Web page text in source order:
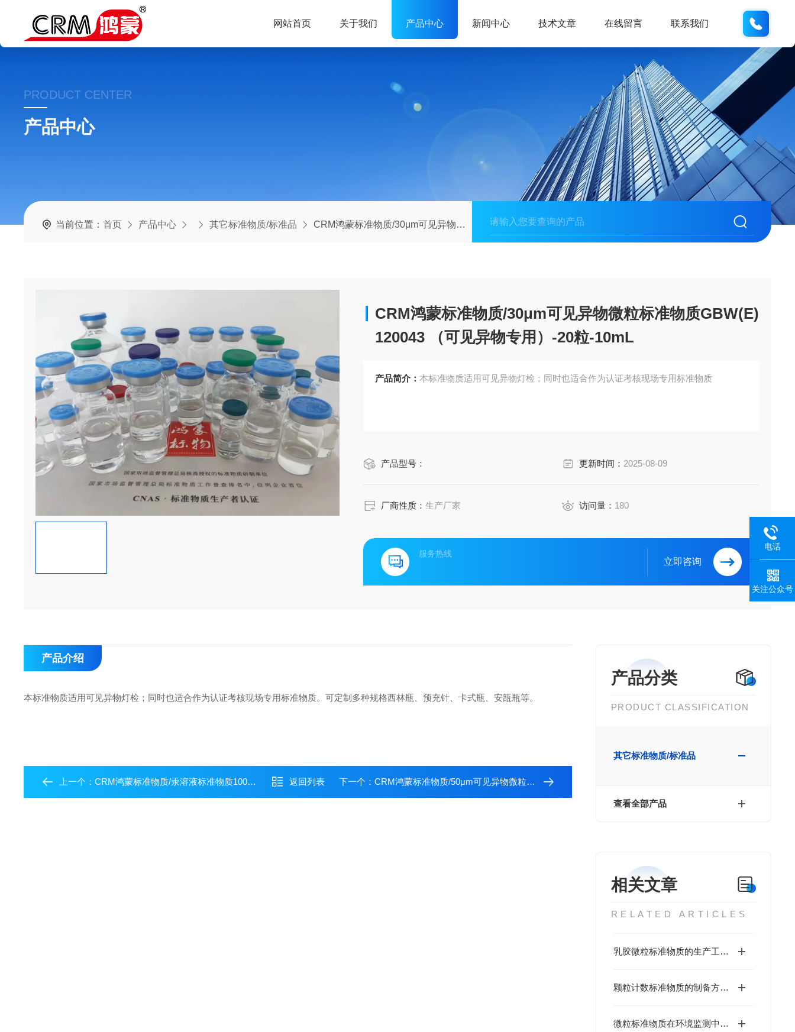
网站首页 关于我们 产品中心 新闻中心 技术文章 在线留言 联系我们
PRODUCT CENTER
产品中心
当前位置：首页 产品中心 其它标准物质/标准品 CRM鸿蒙标准物质/30μm可见异物微粒标准物质GBW(E)120043 （可见异物专用）-20粒-10mL
CRM鸿蒙标准物质/30μm可见异物微粒标准物质GBW(E)
120043 （可见异物专用）-20粒-10mL
产品简介：本标准物质适用可见异物灯检；同时也适合作为认证考核现场专用标准物质
产品型号： 更新时间： 2025-08-09
厂商性质：生产厂家 访问量： 180
服务热线
立即咨询
产品分类
PRODUCT CLASSIFICATION
其它标准物质/标准品
查看全部产品
相关文章
RELATED ARTICLES
乳胶微粒标准物质的生产工艺与优化
颗粒计数标准物质的制备方法与性能分析
微粒标准物质在环境监测中的应用
产品介绍
本标准物质适用可见异物灯检；同时也适合作为认证考核现场专用标准物质。可定制多种规格西林瓶、预充针、卡式瓶、安瓿瓶等。
上一个：CRM鸿蒙标准物质/汞溶液标准物质1000μg/mL20mL 返回列表 下一个： CRM鸿蒙标准物质/50μm可见异物微粒标准物质GBW(E)090053（可见异物）-50μm 3粒-5粒 2mL西林瓶 装量1.0ml/瓶-2mL...
电话
关注公众号